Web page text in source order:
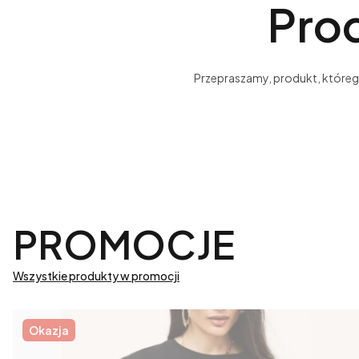
Przepraszamy, produkt,
PROMOCJE
Wszystkie produkty w promocji
Okazja